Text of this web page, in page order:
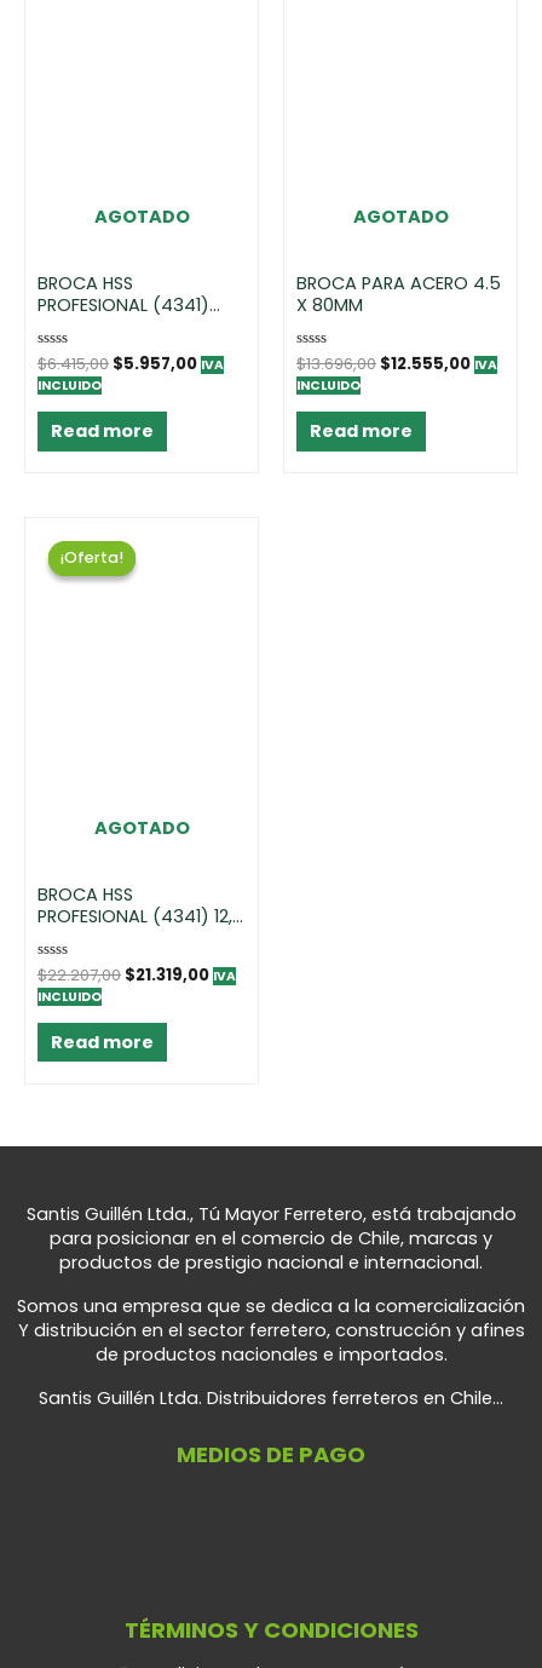
AGOTADO
BROCA HSS
PROFESIONAL (4341)
Rated
0
out
$6.415,00 $5.957,00 IVA
INCLUIDO
Read more
AGOTADO
BROCA PARA ACERO 4.5
X 80MM
Rated
0
out
$13.696,00 $12.555,00 IVA
INCLUIDO
Read more
¡Oferta!
AGOTADO
¡Oferta!
BROCA HSS
PROFESIONAL (4341) 12,0
Rated
0
out
$22.207,00 $21.319,00 IVA
INCLUIDO
Read more
Santis Guillén Ltda., Tú Mayor Ferretero, está trabajando
para posicionar en el comercio de Chile, marcas y
productos de prestigio nacional e internacional.
Somos una empresa que se dedica a la comercialización
Y distribución en el sector ferretero, construcción y afines
de productos nacionales e importados.
Santis Guillén Ltda. Distribuidores ferreteros en Chile...
MEDIOS DE PAGO
TÉRMINOS Y CONDICIONES